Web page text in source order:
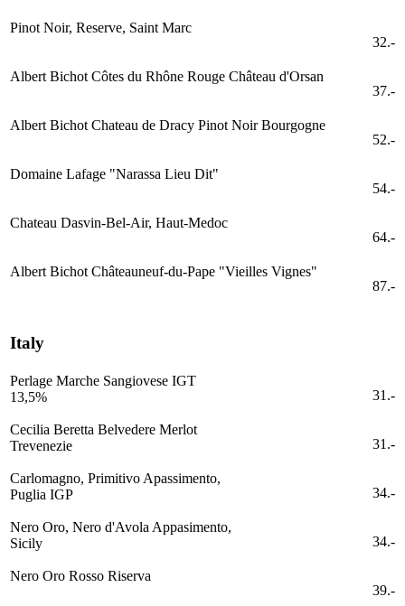
Pinot Noir, Reserve, Saint Marc
32.-
Albert Bichot Côtes du Rhône Rouge Château d'Orsan
37.-
Albert Bichot Chateau de Dracy Pinot Noir Bourgogne
52.-
Domaine Lafage "Narassa Lieu Dit"
54.-
Chateau Dasvin-Bel-Air, Haut-Medoc
64.-
Albert Bichot Châteauneuf-du-Pape "Vieilles Vignes"
87.-
Italy
Perlage Marche Sangiovese IGT
13,5%
31.-
Cecilia Beretta Belvedere Merlot
Trevenezie
31.-
Carlomagno, Primitivo Apassimento,
Puglia IGP
34.-
Nero Oro, Nero d'Avola Appasimento,
Sicily
34.-
Nero Oro Rosso Riserva
39.-